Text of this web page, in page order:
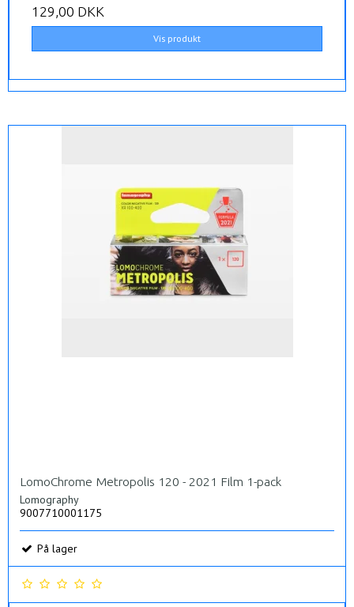
129,00 DKK
Vis produkt
LomoChrome Metropolis 120 - 2021 Film 1-pack
Lomography
9007710001175
På lager